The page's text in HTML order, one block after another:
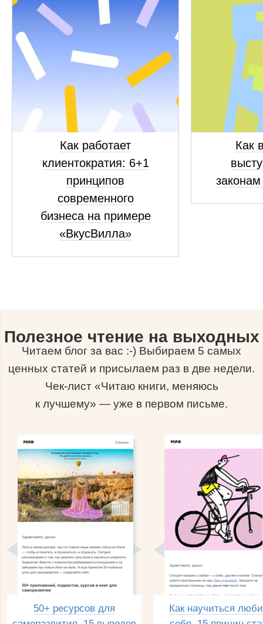
Как работает
клиентократия: 6+1
принципов
современного
бизнеса на примере
«ВкусВилла»
Как
Полезное чтение на выходных
Читаем блог за вас :-) Выбираем 5 самых
ценных статей и присылаем раз в две недели.
Чек-лист «Читаю книги, меняюсь
к лучшему» — уже в первом письме.
50+ ресурсов для
Как научиться